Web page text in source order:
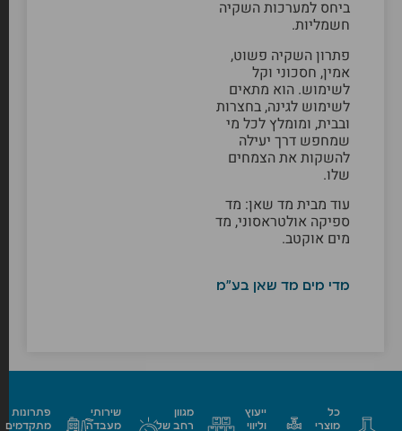
ביחס למערכות השקיה
חשמליות.
פתרון השקיה פשוט,
אמין, חסכוני וקל
לשימוש. הוא מתאים
לשימוש לגינה, בחצרות
ובבית, ומומלץ לכל מי
שמחפש דרך יעילה
להשקות את הצמחים
שלו.
עוד מבית מד שאן: מד
ספיקה אולטראסוני, מד
מים אוקטב.
מדי מים מד שאן בע"מ
כל
מוצרי
ייעוץ
וליווי
מגוון
רחב של
שירותי
מעבדה
פתרונות
מתקדמים